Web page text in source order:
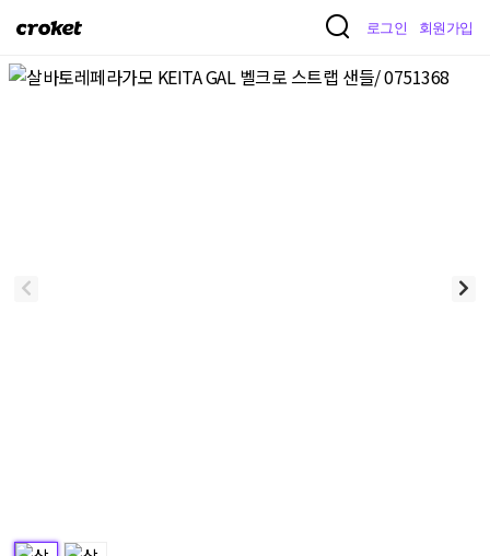
크
켓
로그인 회원가입